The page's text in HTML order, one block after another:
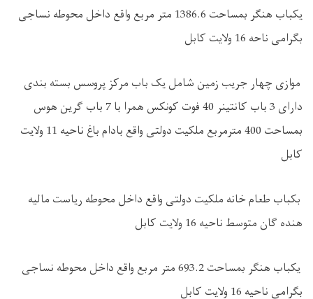
یکباب هنگر بمساحت 1386.6 متر مربع واقع داخل محوطه نساجی
بگرامی ناحه 16 ولایت کابل
موازی چهار جریب زمین شامل یک باب مرکز پروسس بسته بندی
دارای 3 باب کانتینر 40 فوت کونکس همرا با 7 باب گرین هوس
بمساحت 400 مترمربع ملکیت دولتی واقع بادام باغ ناحیه 11 ولایت
کابل
بکباب طعام خانه ملکیت دولتی واقع داخل محوطه ریاست مالیه
هنده گان متوسط ناحیه 16 ولایت کابل
یکباب هنگر بمساحت 693.2 متر مربع واقع داخل محوطه نساجی
بگرامی ناحیه 16 ولایت کابل